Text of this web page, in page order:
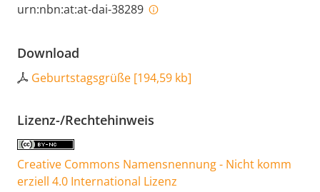
urn:nbn:at:at-dai-38289
Download
Geburtstagsgrüße [194,59 kb]
Lizenz-/Rechtehinweis
Creative Commons Namensnennung - Nicht komm
erziell 4.0 International Lizenz